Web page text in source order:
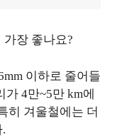
장 좋나요?
이하로 줄어들
가 4만~5만 km에
히 겨울철에는 더